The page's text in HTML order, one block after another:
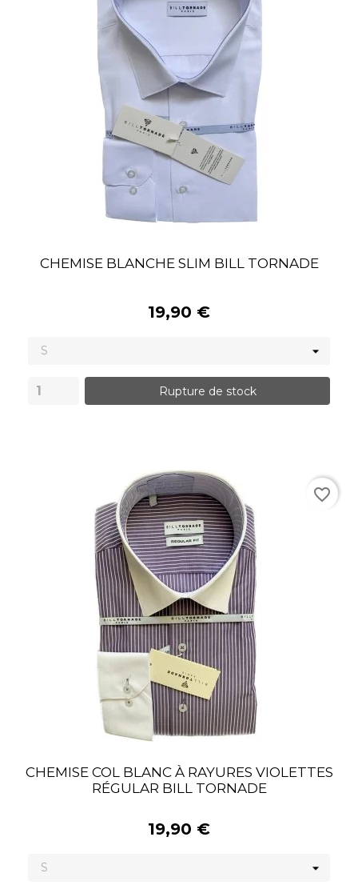
CHEMISE BLANCHE SLIM BILL TORNADE
19,90 €
Rupture de stock
CHEMISE COL BLANC À RAYURES VIOLETTES
RÉGULAR BILL TORNADE
19,90 €
favorite_border